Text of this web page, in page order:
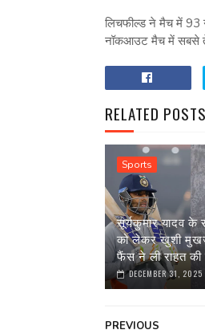
लिचफील्‍ड ने मैच में 93
नॉकआउट मैच में सबसे
RELATED POSTS
Sports
सूर्यकुमार यादव के
को लेकर खुशी
फैंस ने ली राहत की
DECEMBER 31, 2025
PREVIOUS